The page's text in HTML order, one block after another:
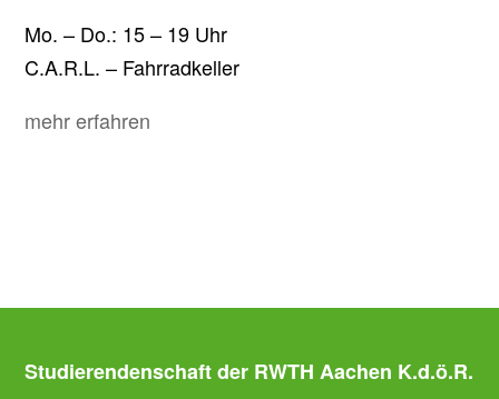
Mo. – Do.: 15 – 19 Uhr
C.A.R.L. – Fahrradkeller
mehr erfahren
Studierendenschaft der RWTH Aachen K.d.ö.R.